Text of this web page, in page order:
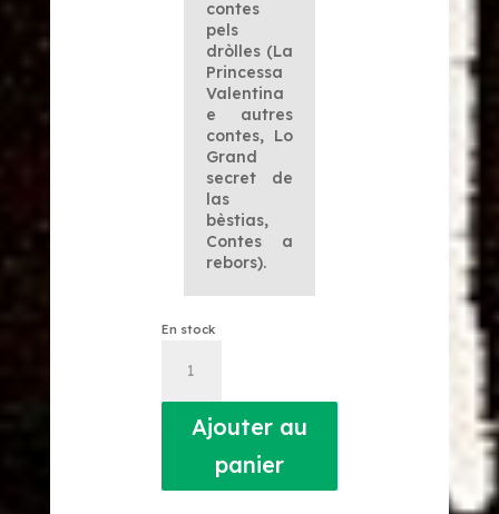
contes
pels
dròlles (La
Princessa
Valentina
e autres
contes, Lo
Grand
secret de
las
bèstias,
Contes a
rebors).
En stock
partidaAjouter au
panier